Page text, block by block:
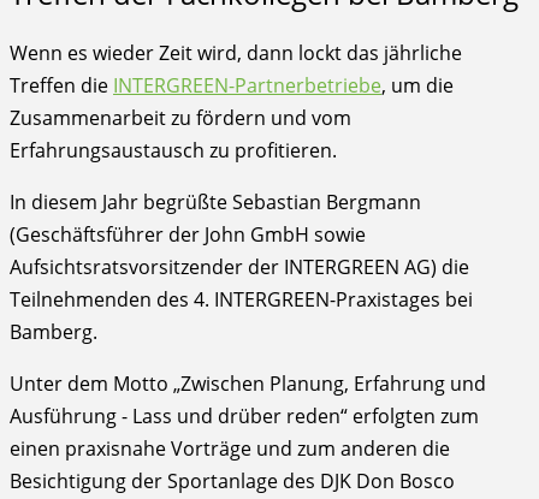
Wenn es wieder Zeit wird, dann lockt das jährliche
Treffen die INTERGREEN-Partnerbetriebe, um die
Zusammenarbeit zu fördern und vom
Erfahrungsaustausch zu profitieren.
In diesem Jahr begrüßte Sebastian Bergmann
(Geschäftsführer der John GmbH sowie
Aufsichtsratsvorsitzender der INTERGREEN AG) die
Teilnehmenden des 4. INTERGREEN-Praxistages bei
Bamberg.
Unter dem Motto „Zwischen Planung, Erfahrung und
Ausführung - Lass und drüber reden“ erfolgten zum
einen praxisnahe Vorträge und zum anderen die
Besichtigung der Sportanlage des DJK Don Bosco